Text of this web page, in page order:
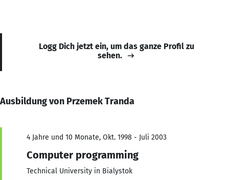
Logg Dich jetzt ein, um das ganze Profil zu
sehen.
Ausbildung von Przemek Tranda
4 Jahre und 10 Monate, Okt. 1998 - Juli 2003
Computer programming
Technical University in Bialystok